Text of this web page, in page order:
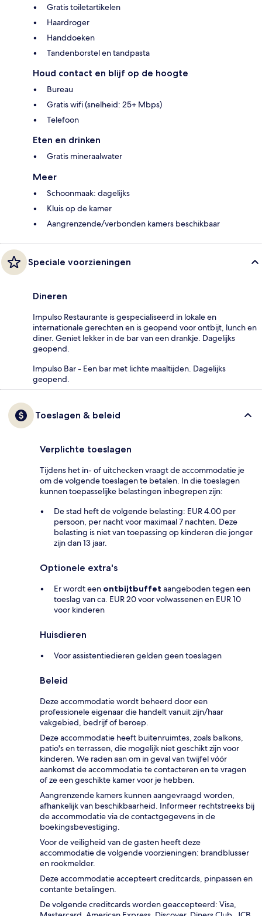
Gratis toiletartikelen
Haardroger
Handdoeken
Tandenborstel en tandpasta
Houd contact en blijf op de hoogte
Bureau
Gratis wifi (snelheid: 25+ Mbps)
Telefoon
Eten en drinken
Gratis mineraalwater
Meer
Schoonmaak: dagelijks
Kluis op de kamer
Aangrenzende/verbonden kamers beschikbaar
Speciale voorzieningen
Dineren
Impulso Restaurante is gespecialiseerd in lokale en
internationale gerechten en is geopend voor ontbijt, lunch en
diner. Geniet lekker in de bar van een drankje. Dagelijks
geopend.
Impulso Bar - Een bar met lichte maaltijden. Dagelijks
geopend.
Toeslagen & beleid
Verplichte toeslagen
Tijdens het in- of uitchecken vraagt de accommodatie je
om de volgende toeslagen te betalen. In die toeslagen
kunnen toepasselijke belastingen inbegrepen zijn:
De stad heft de volgende belasting: EUR 4.00 per
persoon, per nacht voor maximaal 7 nachten. Deze
belasting is niet van toepassing op kinderen die jonger
zijn dan 13 jaar.
Optionele extra's
Er wordt een ontbijtbuffet aangeboden tegen een
toeslag van ca. EUR 20 voor volwassenen en EUR 10
voor kinderen
Huisdieren
Voor assistentiedieren gelden geen toeslagen
Beleid
Deze accommodatie wordt beheerd door een
professionele eigenaar die handelt vanuit zijn/haar
vakgebied, bedrijf of beroep.
Deze accommodatie heeft buitenruimtes, zoals balkons,
patio's en terrassen, die mogelijk niet geschikt zijn voor
kinderen. We raden aan om in geval van twijfel vóór
aankomst de accommodatie te contacteren en te vragen
of ze een geschikte kamer voor je hebben.
Aangrenzende kamers kunnen aangevraagd worden,
afhankelijk van beschikbaarheid. Informeer rechtstreeks bij
de accommodatie via de contactgegevens in de
boekingsbevestiging.
Voor de veiligheid van de gasten heeft deze
accommodatie de volgende voorzieningen: brandblusser
en rookmelder.
Deze accommodatie accepteert creditcards, pinpassen en
contante betalingen.
De volgende creditcards worden geaccepteerd: Visa,